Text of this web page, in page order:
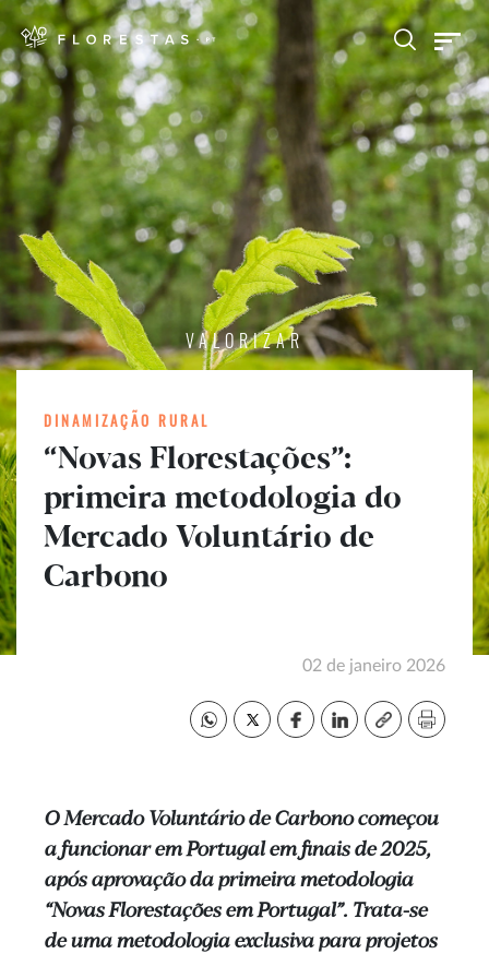
VALORIZAR
DINAMIZAÇÃO RURAL
“Novas Florestações”:
primeira metodologia do
Mercado Voluntário de
Carbono
02 de janeiro 2026
O Mercado Voluntário de Carbono começou
a funcionar em Portugal em finais de 2025,
após aprovação da primeira metodologia
“Novas Florestações em Portugal”. Trata-se
de uma metodologia exclusiva para projetos